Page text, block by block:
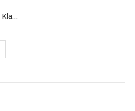
Футболка Mercedes G Klasse